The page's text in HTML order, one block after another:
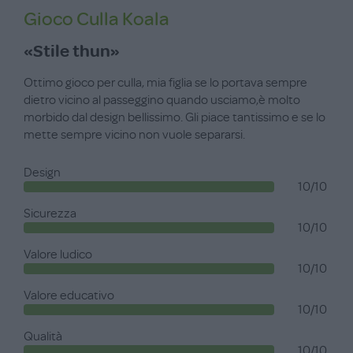
Gioco Culla Koala
«Stile thun»
Ottimo gioco per culla, mia figlia se lo portava sempre
dietro vicino al passeggino quando usciamo,è molto
morbido dal design bellissimo. Gli piace tantissimo e se lo
mette sempre vicino non vuole separarsi.
Design
10/10
Sicurezza
10/10
Valore ludico
10/10
Valore educativo
10/10
Qualità